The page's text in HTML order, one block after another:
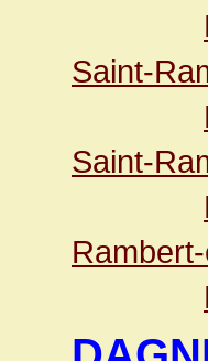
Saint-
Saint-